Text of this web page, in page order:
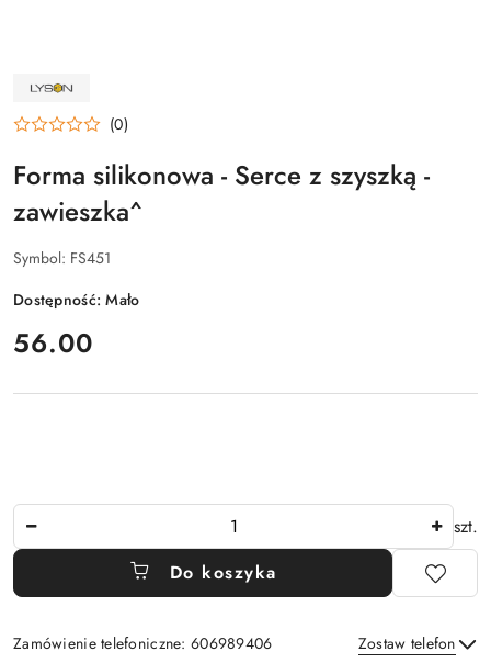
NAZWA
PRODUCENTA:
ŁYSOŃ
(0)
Forma silikonowa - Serce z szyszką -
zawieszka^
Symbol: FS451
Dostępność:Mało
cena:
56.00
szt.
Do koszyka
Zamówienie telefoniczne: 606989406 Zostaw telefon